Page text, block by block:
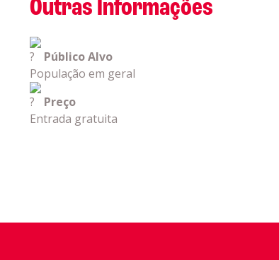
Outras Informações
Público Alvo
População em geral
Preço
Entrada gratuita